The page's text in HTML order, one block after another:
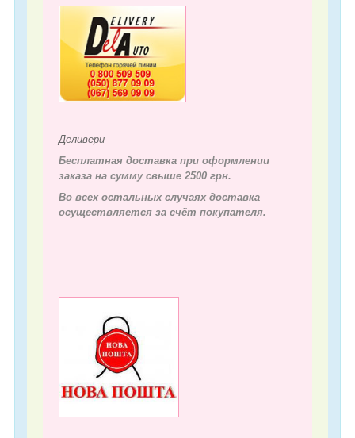
Деливери
Бесплатная доставка при оформлении
заказа на сумму свыше 2500 грн.
Во всех остальных случаях доставка
осуществляется за счёт покупателя.